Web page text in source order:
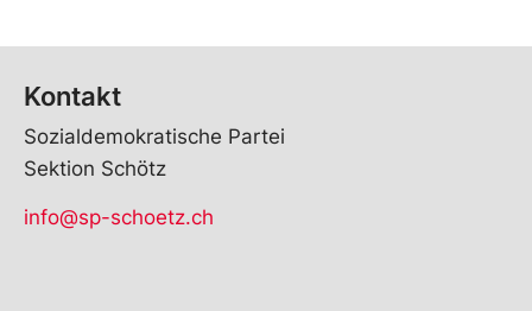
Kontakt
Sozialdemokratische Partei
Sektion Schötz
info@sp-schoetz.ch